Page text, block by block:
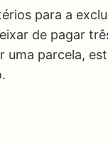
para a
de pagar
uma parcela,